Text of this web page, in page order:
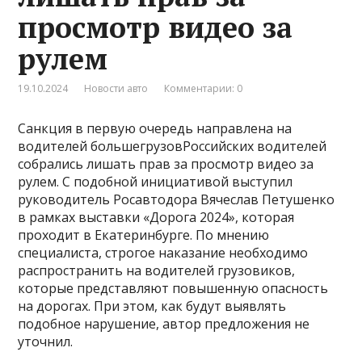
просмотр видео за
рулем
19.10.2024 Новости авто Комментарии: 0
Санкция в первую очередь направлена на
водителей большегрузовРоссийских водителей
собрались лишать прав за просмотр видео за
рулем. С подобной инициативой выступил
руководитель Росавтодора Вячеслав Петушенко
в рамках выставки «Дорога 2024», которая
проходит в Екатеринбурге. По мнению
специалиста, строгое наказание необходимо
распространить на водителей грузовиков,
которые представляют повышенную опасность
на дорогах. При этом, как будут выявлять
подобное нарушение, автор предложения не
уточнил.